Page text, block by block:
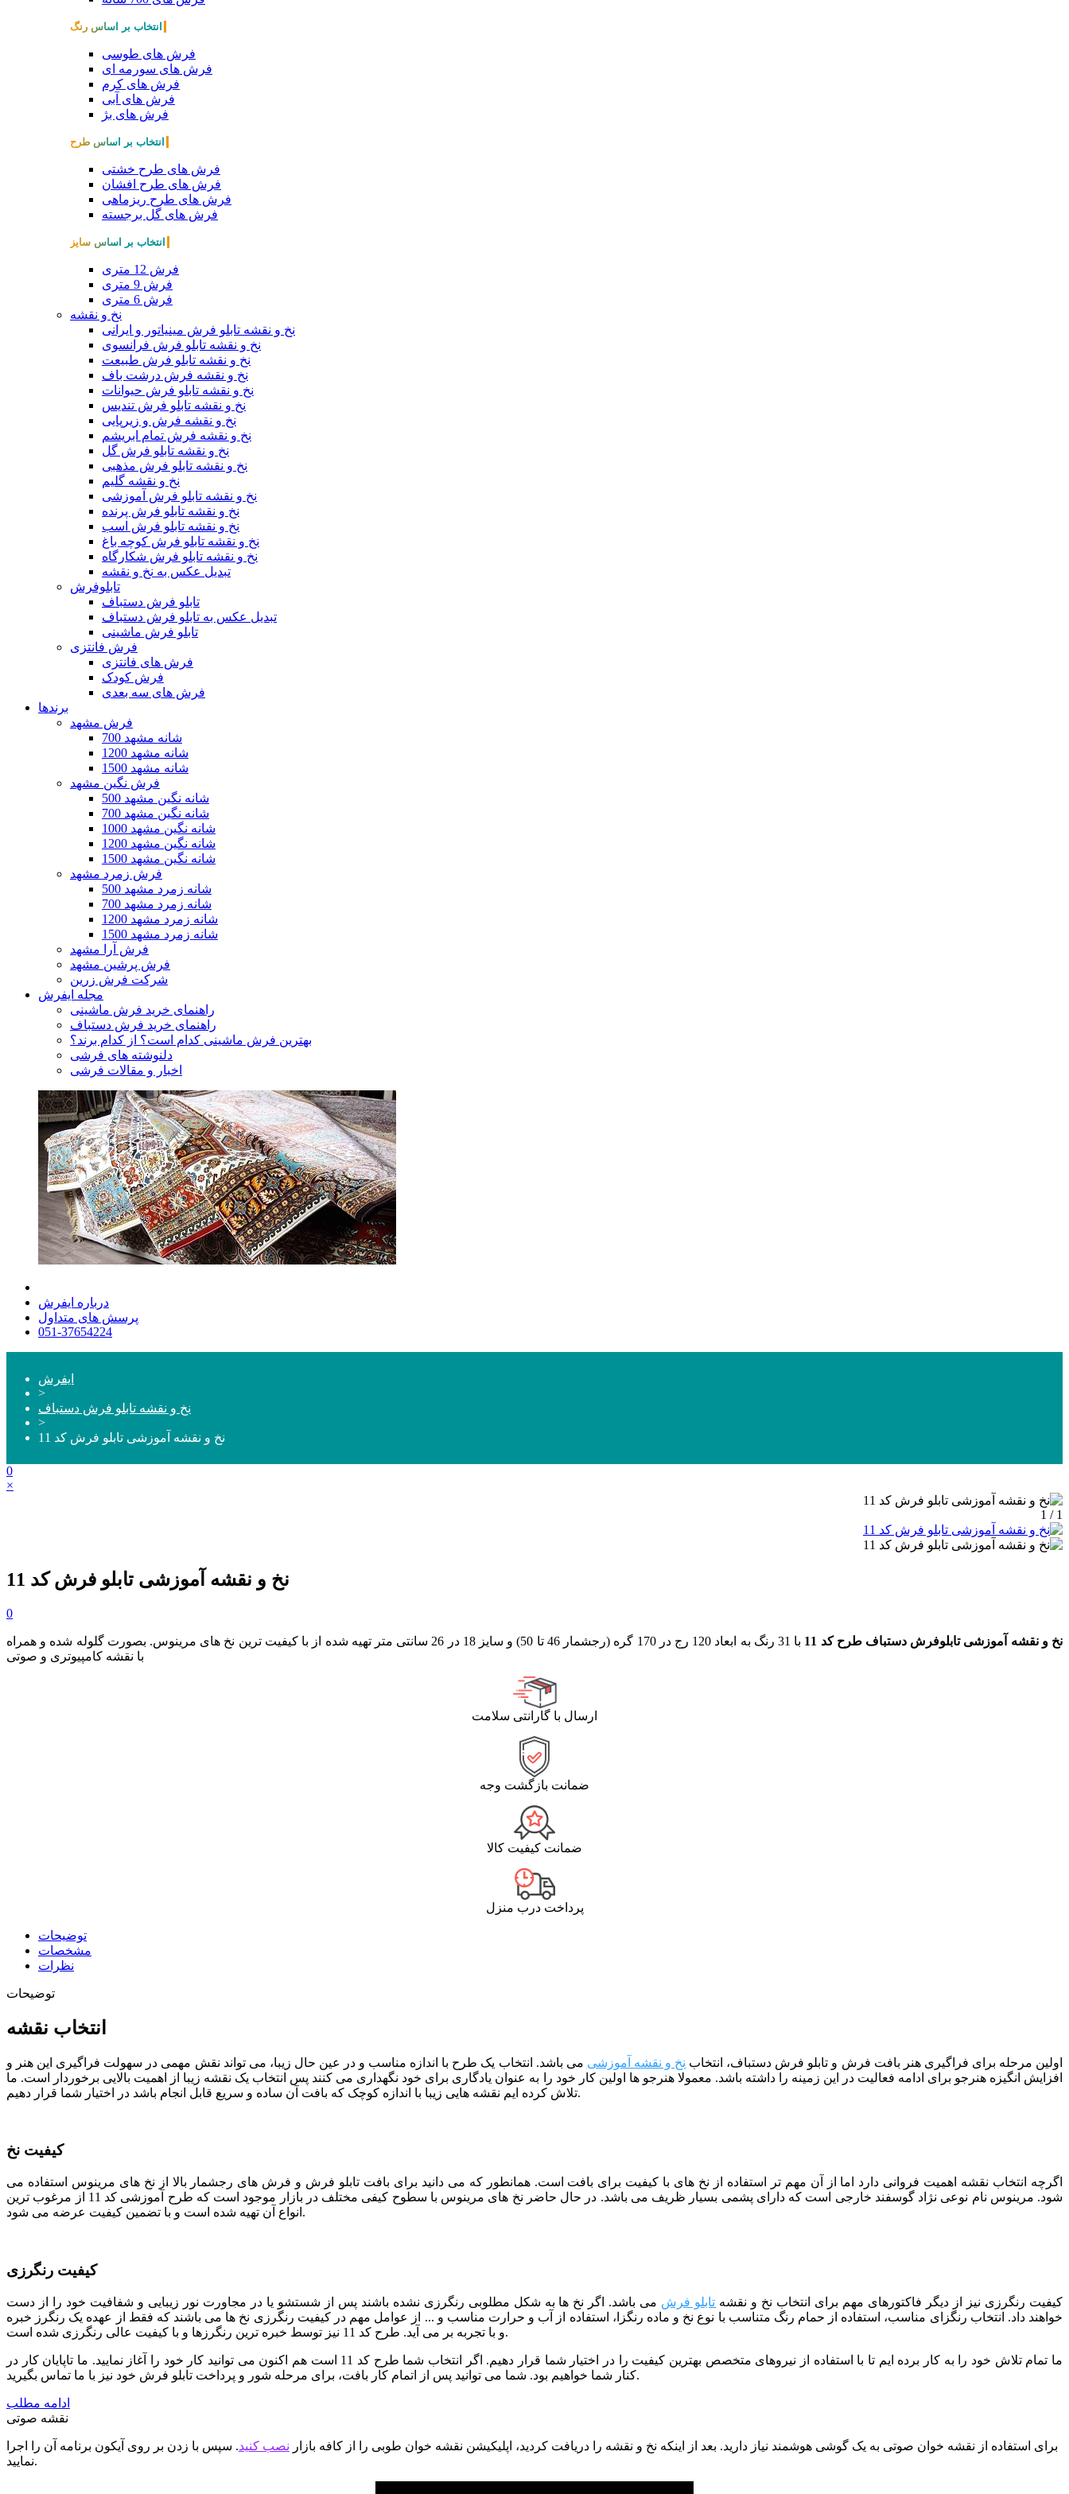
انتخاب بر اساس رنگ
فرش های طوسی
فرش های سورمه ای
فرش های کرم
فرش های آبی
فرش های بژ
انتخاب بر اساس طرح
فرش های طرح خشتی
فرش های طرح افشان
فرش های طرح ریزماهی
فرش های گل برجسته
انتخاب بر اساس سایز
فرش 12 متری
فرش 9 متری
فرش 6 متری
نخ و نقشه
نخ و نقشه تابلو فرش مینیاتور و ایرانی
نخ و نقشه تابلو فرش فرانسوی
نخ و نقشه تابلو فرش طبیعت
نخ و نقشه فرش درشت باف
نخ و نقشه تابلو فرش حیوانات
نخ و نقشه تابلو فرش تندیس
نخ و نقشه فرش و زیرپایی
نخ و نقشه فرش تمام ابریشم
نخ و نقشه تابلو فرش گل
نخ و نقشه تابلو فرش مذهبی
نخ و نقشه گلیم
نخ و نقشه تابلو فرش آموزشی
نخ و نقشه تابلو فرش پرنده
نخ و نقشه تابلو فرش اسب
نخ و نقشه تابلو فرش کوچه باغ
نخ و نقشه تابلو فرش شکارگاه
تبدیل عکس به نخ و نقشه
تابلوفرش
تابلو فرش دستباف
تبدیل عکس به تابلو فرش دستباف
تابلو فرش ماشینی
فرش فانتزی
فرش های فانتزی
فرش کودک
فرش های سه بعدی
برندها
فرش مشهد
700 شانه مشهد
1200 شانه مشهد
1500 شانه مشهد
فرش نگین مشهد
500 شانه نگین مشهد
700 شانه نگین مشهد
1000 شانه نگین مشهد
1200 شانه نگین مشهد
1500 شانه نگین مشهد
فرش زمرد مشهد
500 شانه زمرد مشهد
700 شانه زمرد مشهد
1200 شانه زمرد مشهد
1500 شانه زمرد مشهد
فرش آرا مشهد
فرش پرشین مشهد
شرکت فرش زرین
مجله ایفرش
راهنمای خرید فرش ماشینی
راهنمای خرید فرش دستباف
بهترین فرش ماشینی کدام است؟ از کدام برند؟
دلنوشته های فرشی
اخبار و مقالات فرشی
درباره ایفرش
پرسش های متداول
051-37654224
ایفرش
>
نخ و نقشه تابلو فرش دستباف
>
نخ و نقشه آموزشی تابلو فرش کد 11
0
×
1 / 1
نخ و نقشه آموزشی تابلو فرش کد 11
0
نخ و نقشه آموزشیتابلوفرش دستباف طرح کد 11 با 31 رنگ به ابعاد 120 رج در 170 گره (رجشمار 46 تا 50 )
و سایز 18 در 26 سانتی متر تهیه شده از با کیفیت ترین نخ های مرینوس. بصورت گلوله شده و همراه
با نقشه کامپیوتری و صوتی
ارسال با گارانتی سلامت
ضمانت بازگشت وجه
ضمانت کیفیت کالا
پرداخت درب منزل
توضیحات
مشخصات
نظرات
توضیحات
انتخاب نقشه
اولین مرحله برای فراگیری هنر بافت فرش و تابلو فرش دستباف، انتخاب نخ و نقشه آموزشی می باشد. انتخاب یک طرح با اندازه مناسب و در عین حال زیبا، می تواند نقش مهمی در سهولت فراگیری این هنر و
افزایش انگیزه هنرجو برای ادامه فعالیت در این زمینه را داشته باشد. معمولا هنرجو ها اولین کار خود را به عنوان یادگاری برای خود نگهداری می کنند پس انتخاب یک نقشه زیبا از اهمیت بالایی برخوردار است. ما
تلاش کرده ایم نقشه هایی زیبا با اندازه کوچک که بافت آن ساده و سریع قابل انجام باشد در اختیار شما قرار دهیم .
کیفیت نخ
اگرچه انتخاب نقشه اهمیت فروانی دارد اما از آن مهم تر استفاده از نخ های با کیفیت برای بافت است. همانطور که می دانید برای بافت تابلو فرش و فرش های رجشمار بالا از نخ های مرینوس استفاده می
شود. مرینوس نام نوعی نژاد گوسفند خارجی است که دارای پشمی بسیار ظریف می باشد. در حال حاضر نخ های مرینوس با سطوح کیفی مختلف در بازار موجود است که طرح آموزشی کد 11 از مرغوب ترین
انواع آن تهیه شده است و با تضمین کیفیت عرضه می شود.
کیفیت رنگرزی
کیفیت رنگرزی نیز از دیگر فاکتورهای مهم برای انتخاب نخ و نقشه تابلو فرش می باشد. اگر نخ ها به شکل مطلوبی رنگرزی نشده باشند پس از شستشو یا در مجاورت نور زیبایی و شفافیت خود را از دست
خواهند داد. انتخاب رنگزای مناسب، استفاده از حمام رنگ متناسب با نوع نخ و ماده رنگزا، استفاده از آب و حرارت مناسب و ... از عوامل مهم در کیفیت رنگرزی نخ ها می باشند که فقط از عهده یک رنگرز خبره
و با تجربه بر می آید. طرح کد 11 نیز توسط خبره ترین رنگرزها و با کیفیت عالی رنگرزی شده است.
ما تمام تلاش خود را به کار برده ایم تا با استفاده از نیروهای متخصص بهترین کیفیت را در اختیار شما قرار دهیم. اگر انتخاب شما طرح کد 11 است هم اکنون می توانید کار خود را آغاز نمایید. ما تاپایان کار در
کنار شما خواهیم بود. شما می توانید پس از اتمام کار بافت، برای مرحله شور و پرداخت تابلو فرش خود نیز با ما تماس بگیرید.
ادامه مطلب
نقشه صوتی
برای استفاده از نقشه خوان صوتی به یک گوشی هوشمند نیاز دارید. بعد از اینکه نخ و نقشه را دریافت کردید، اپلیکیشن نقشه خوان طوبی را از کافه بازار نصب کنید. سپس با زدن بر روی آیکون برنامه آن را اجرا
نمایید.